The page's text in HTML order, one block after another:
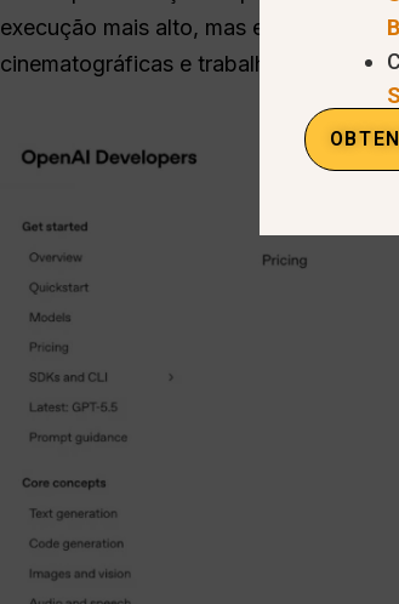
execução mais alto, mas era voltado
cinematográficas e trabalhos em que